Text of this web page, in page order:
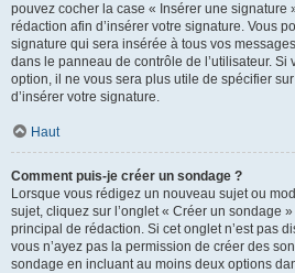
pouvez cocher la case « Insérer une signature
rédaction afin d’insérer votre signature. Vous
signature qui sera insérée à tous vos
dans le panneau de contrôle de l’utilisateur. Si
option, il ne vous sera plus utile de spécifier
d’insérer votre signature.
Haut
Comment puis-je créer un sondage ?
Lorsque vous rédigez un nouveau sujet ou
sujet, cliquez sur l’onglet « Créer un sondage
principal de rédaction. Si cet onglet n’est pas
vous n’ayez pas la permission de créer des
sondage en incluant au moins deux options